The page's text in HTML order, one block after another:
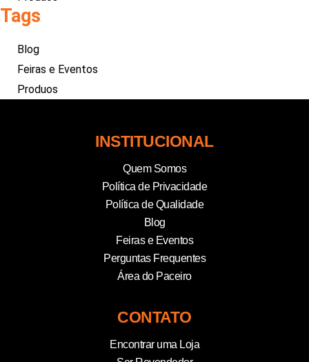
Tags
Blog
Feiras e Eventos
Produos
INSTITUCIONAL
Quem Somos
Política de Privacidade
Política de Qualidade
Blog
Feiras e Eventos
Perguntas Frequentes
Área do Paceiro
CONTATO
Encontrar uma Loja